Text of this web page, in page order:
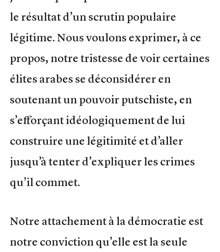
le résultat d’un scrutin populaire
légitime. Nous voulons exprimer, à ce
propos, notre tristesse de voir certaines
élites arabes se déconsidérer en
soutenant un pouvoir putschiste, en
s’efforçant idéologiquement de lui
construire une légitimité et d’aller
jusqu’à tenter d’expliquer les crimes
qu’il commet.
Notre attachement à la démocratie est
notre conviction qu’elle est la seule